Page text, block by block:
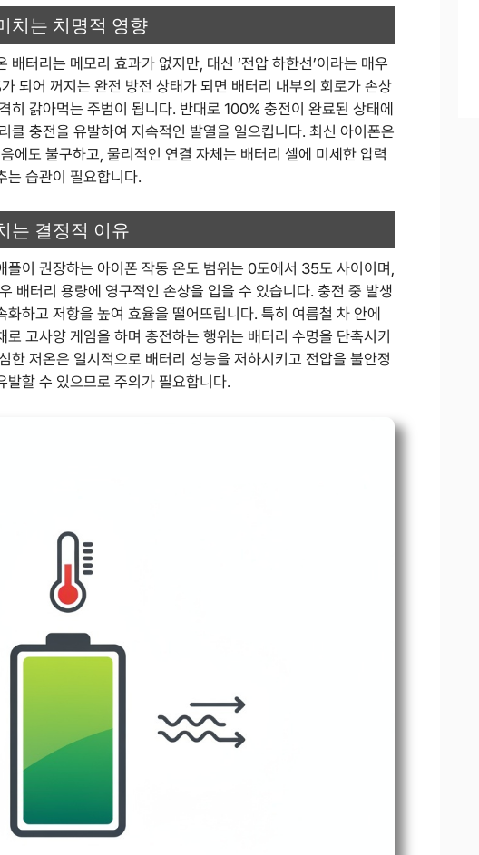
치는 치명적 영향
터리는 메모리 효과가 없지만, 대신 ‘전압 하한선’이라는 매우
되어 꺼지는 완전 방전 상태가 되면 배터리 내부의 회로가 손상
히 갉아먹는 주범이 됩니다. 반대로 100% 충전이 완료된 상태에
클 충전을 유발하여 지속적인 발열을 일으킵니다. 최신 아이폰은
에도 불구하고, 물리적인 연결 자체는 배터리 셀에 미세한 압력
는 습관이 필요합니다.
는 결정적 이유
플이 권장하는 아이폰 작동 온도 범위는 0도에서 35도 사이이며,
배터리 용량에 영구적인 손상을 입을 수 있습니다. 충전 중 발생
하고 저항을 높여 효율을 떨어뜨립니다. 특히 여름철 차 안에
고사양 게임을 하며 충전하는 행위는 배터리 수명을 단축시키
한 저온은 일시적으로 배터리 성능을 저하시키고 전압을 불안정
할 수 있으므로 주의가 필요합니다.